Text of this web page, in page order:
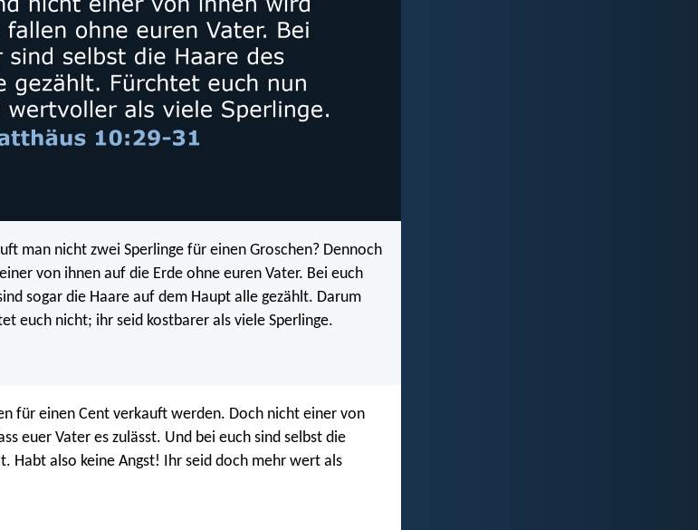
man nicht zwei Sperlinge für einen Groschen? Dennoch
von ihnen auf die Erde ohne euren Vater. Bei euch
sogar die Haare auf dem Haupt alle gezählt. Darum
euch nicht; ihr seid kostbarer als viele Sperlinge.
für einen Cent verkauft werden. Doch nicht einer von
euer Vater es zulässt. Und bei euch sind selbst die
Habt also keine Angst! Ihr seid doch mehr wert als